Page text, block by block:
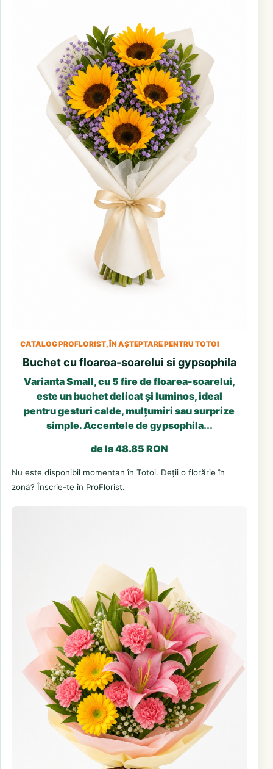
CATALOG PROFLORIST, ÎN AȘTEPTARE PENTRU TOTOI
Buchet cu floarea-soarelui si gypsophila
Varianta Small, cu 5 fire de floarea-soarelui,
este un buchet delicat și luminos, ideal
pentru gesturi calde, mulțumiri sau surprize
simple. Accentele de gypsophila...
de la 48.85 RON
Nu este disponibil momentan în Totoi. Deții o florărie în
zonă? Înscrie-te în ProFlorist.